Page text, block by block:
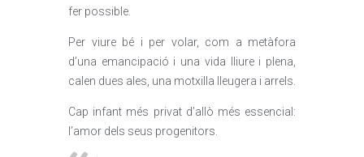
fer possible.
Per viure bé i per volar, com a metàfora
d’una emancipació i una vida lliure i plena,
calen dues ales, una motxilla lleugera i arrels.
Cap infant més privat d’allò més essencial:
l’amor dels seus progenitors.